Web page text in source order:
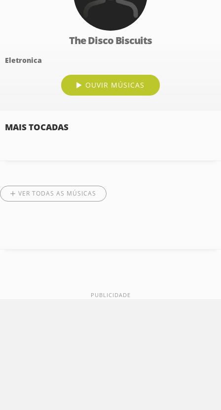
The Disco Biscuits
Eletronica
OUVIR MÚSICAS
MAIS TOCADAS
VER TODAS AS MÚSICAS